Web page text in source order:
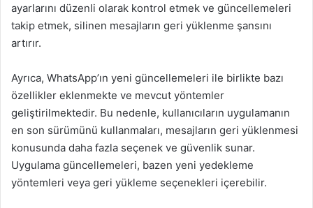
ayarlarını düzenli olarak kontrol etmek ve güncellemeleri
takip etmek, silinen mesajların geri yüklenme şansını
artırır.
Ayrıca, WhatsApp’ın yeni güncellemeleri ile birlikte bazı
özellikler eklenmekte ve mevcut yöntemler
geliştirilmektedir. Bu nedenle, kullanıcıların uygulamanın
en son sürümünü kullanmaları, mesajların geri yüklenmesi
konusunda daha fazla seçenek ve güvenlik sunar.
Uygulama güncellemeleri, bazen yeni yedekleme
yöntemleri veya geri yükleme seçenekleri içerebilir.